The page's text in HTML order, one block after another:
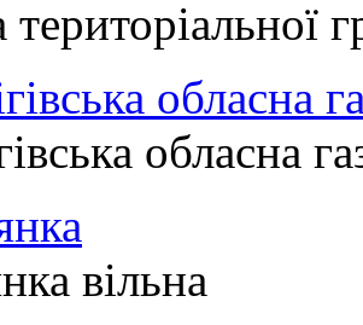
обласна
обласна
вільна